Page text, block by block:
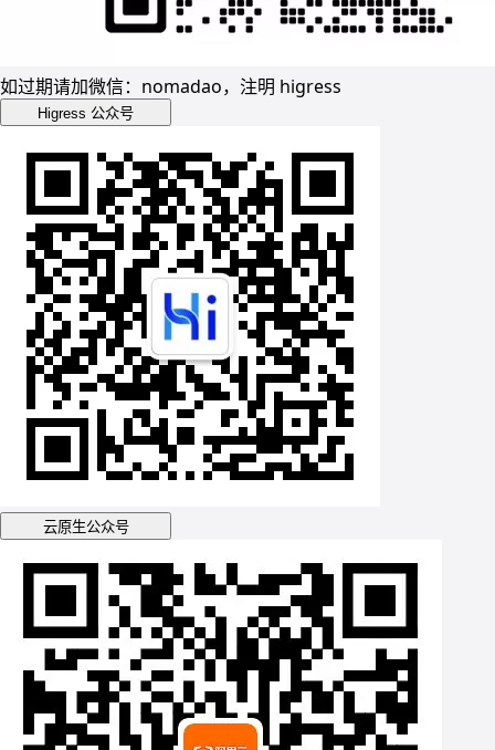
如过期请加微信：nomadao，注明 higress
Higress 公众号
云原生公众号